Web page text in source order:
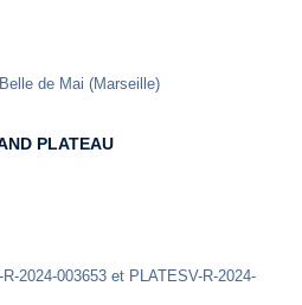
de Mai (Marseille)
PLATEAU
2024-003653 et PLATESV-R-2024-